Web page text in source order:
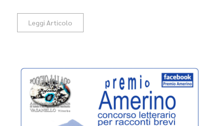
Leggi Articolo